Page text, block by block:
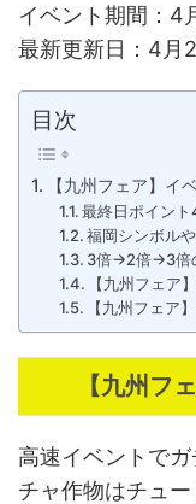
イベント期間：4
最新更新日：4月
目次
【九州フェア】イ
最終日ポイン
福岡シンボル
3倍→2倍→3倍
【九州フェア
【九州フェア
【九州フ
高速イベントで
チャ作物はチュー